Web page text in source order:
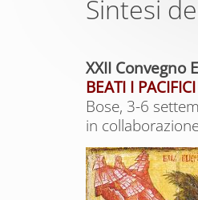
Sintesi
XXII
BEATI I PACIFICI
Bose, 3-6
in